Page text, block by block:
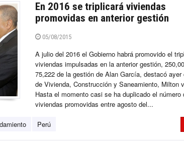
En 2016 se triplicará viviendas
promovidas en anterior gestión
05/08/2015
A julio del 2016 el Gobierno habrá promovido el
viviendas impulsadas en la anterior gestión,
75,222 de la gestión de Alan García, destacó ayer
de Vivienda, Construcción y Saneamiento, Milton
Hasta el momento casi se ha duplicado el número
viviendas promovidas entre agosto del...
Perú